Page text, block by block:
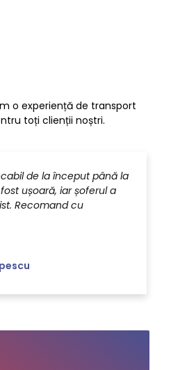
o experiență de transport
toți clienții noștri.
de la început până la
ușoară, iar șoferul a
Recomand cu